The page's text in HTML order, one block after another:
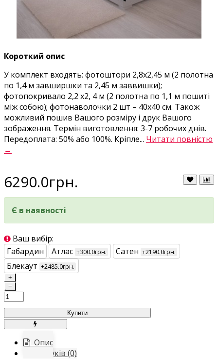
Короткий опис
У комплект входять: фотоштори 2,8х2,45 м (2 полотна
по 1,4 м завширшки та 2,45 м заввишки);
фотопокривало 2,2 х2, 4 м (2 полотна по 1,1 м пошиті
між собою); фотонаволочки 2 шт – 40х40 см. Також
можливий пошив Вашого розміру і друк Вашого
зображення. Термін виготовлення: 3-7 робочих днів.
Передоплата: 50% або 100%. Кріпле... Читати повністю
→
6290.0грн.
Є в наявності
Ваш вибір:
Габардин
Атлас +300.0грн. Сатен +2190.0грн.
Блекаут +2485.0грн.
+
−
Купити
Опис
Відгуків (0)